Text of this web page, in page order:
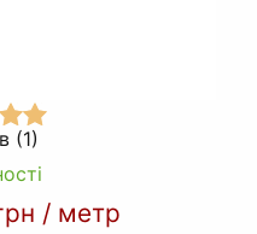
(1)
/ метр